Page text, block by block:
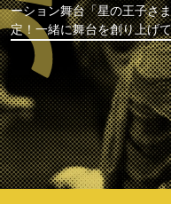
ーション舞台「星の王子さ
定！一緒に舞台を創り上げ